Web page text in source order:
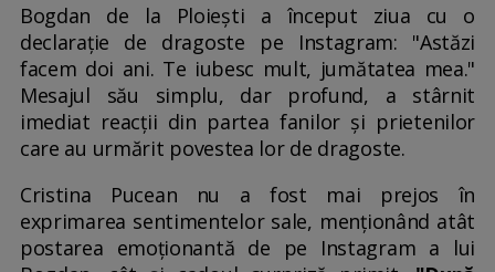
Bogdan de la Ploiești a început ziua cu o
declarație de dragoste pe Instagram: "Astăzi
facem doi ani. Te iubesc mult, jumătatea mea."
Mesajul său simplu, dar profund, a stârnit
imediat reacții din partea fanilor și prietenilor
care au urmărit povestea lor de dragoste.
Cristina Pucean nu a fost mai prejos în
exprimarea sentimentelor sale, menționând atât
postarea emoționantă de pe Instagram a lui